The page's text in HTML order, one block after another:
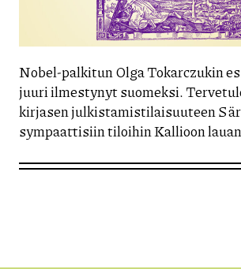
Nobel-palkitun Olga Tokarczukin
juuri ilmestynyt suomeksi.
kirjasen julkistamistilaisuuteen
sympaattisiin tiloihin Kallioon